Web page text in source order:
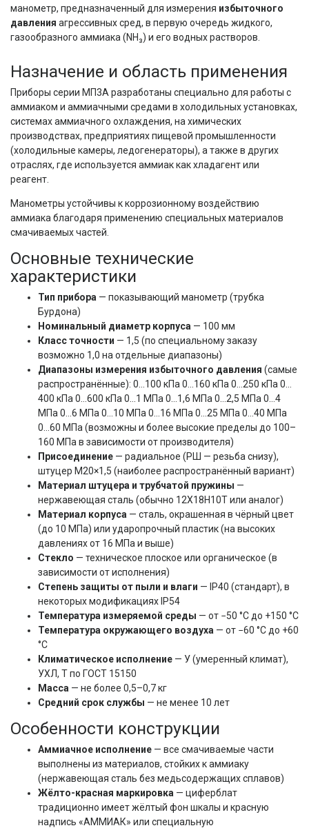
манометр, предназначенный для измерения избыточного
давления агрессивных сред, в первую очередь жидкого,
газообразного аммиака (NH₃) и его водных растворов.
Назначение и область применения
Приборы серии МП3А разработаны специально для работы с
аммиаком и аммиачными средами в холодильных установках,
системах аммиачного охлаждения, на химических
производствах, предприятиях пищевой промышленности
(холодильные камеры, ледогенераторы), а также в других
отраслях, где используется аммиак как хладагент или
реагент.
Манометры устойчивы к коррозионному воздействию
аммиака благодаря применению специальных материалов
смачиваемых частей.
Основные технические
характеристики
Тип прибора — показывающий манометр (трубка
Бурдона)
Номинальный диаметр корпуса — 100 мм
Класс точности — 1,5 (по специальному заказу
возможно 1,0 на отдельные диапазоны)
Диапазоны измерения избыточного давления (самые
распространённые): 0…100 кПа 0…160 кПа 0…250 кПа 0…
400 кПа 0…600 кПа 0…1 МПа 0…1,6 МПа 0…2,5 МПа 0…4
МПа 0…6 МПа 0…10 МПа 0…16 МПа 0…25 МПа 0…40 МПа
0…60 МПа (возможны и более высокие пределы до 100–
160 МПа в зависимости от производителя)
Присоединение — радиальное (РШ — резьба снизу),
штуцер М20×1,5 (наиболее распространённый вариант)
Материал штуцера и трубчатой пружины —
нержавеющая сталь (обычно 12Х18Н10Т или аналог)
Материал корпуса — сталь, окрашенная в чёрный цвет
(до 10 МПа) или ударопрочный пластик (на высоких
давлениях от 16 МПа и выше)
Стекло — техническое плоское или органическое (в
зависимости от исполнения)
Степень защиты от пыли и влаги — IP40 (стандарт), в
некоторых модификациях IP54
Температура измеряемой среды — от −50 °C до +150 °C
Температура окружающего воздуха — от −60 °C до +60
°C
Климатическое исполнение — У (умеренный климат),
УХЛ, Т по ГОСТ 15150
Масса — не более 0,5–0,7 кг
Средний срок службы — не менее 10 лет
Особенности конструкции
Аммиачное исполнение — все смачиваемые части
выполнены из материалов, стойких к аммиаку
(нержавеющая сталь без медьсодержащих сплавов)
Жёлто-красная маркировка — циферблат
традиционно имеет жёлтый фон шкалы и красную
надпись «АММИАК» или специальную